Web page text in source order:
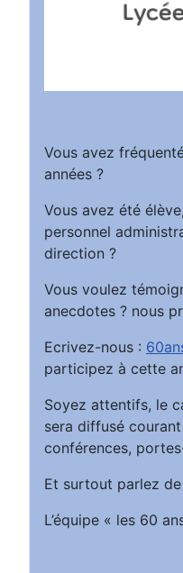
Vous avez
années ?
Vous avez été
personnel
direction ?
Vous voulez
anecdotes ? nous
Ecrivez-nous :
participez à cette
Soyez attentifs, le
sera diffusé
conférences,
Et surtout parlez
L’équipe « les 60